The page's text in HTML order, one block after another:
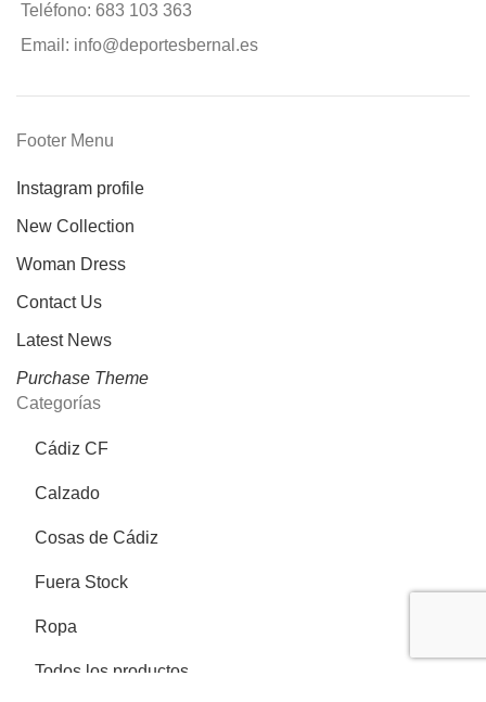
Teléfono: 683 103 363
Email: info@deportesbernal.es
Footer Menu
Instagram profile
New Collection
Woman Dress
Contact Us
Latest News
Purchase Theme
Categorías
Cádiz CF
Calzado
Cosas de Cádiz
Fuera Stock
Ropa
Todos los productos